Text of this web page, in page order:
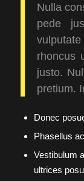
Nulla
pede
rhoncus
justo.
pretium.
Donec
Phasellus
Vestibulum
ultrices